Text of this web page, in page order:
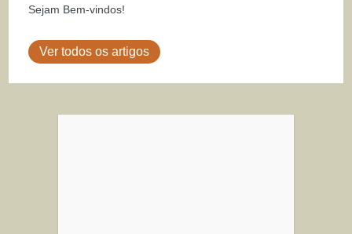
Sejam Bem-vindos!
Ver todos os artigos